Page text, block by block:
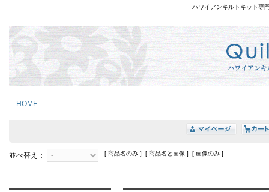
ハワイアンキルトキット専
HOME
並べ替え： [ 商品名のみ ] [ 商品名と画像 ] [ 画像のみ ]